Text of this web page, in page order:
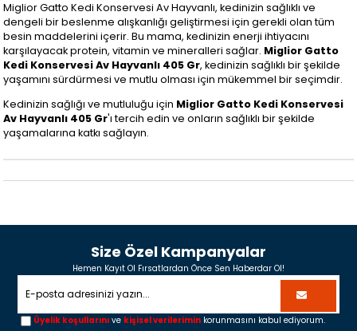
Miglior Gatto Kedi Konservesi Av Hayvanlı, kedinizin sağlıklı ve
dengeli bir beslenme alışkanlığı geliştirmesi için gerekli olan tüm
besin maddelerini içerir. Bu mama, kedinizin enerji ihtiyacını
karşılayacak protein, vitamin ve mineralleri sağlar. Miglior Gatto
Kedi Konservesi Av Hayvanlı 405 Gr, kedinizin sağlıklı bir şekilde
yaşamını sürdürmesi ve mutlu olması için mükemmel bir seçimdir.
Kedinizin sağlığı ve mutluluğu için Miglior Gatto Kedi Konservesi
Av Hayvanlı 405 Gr'ı tercih edin ve onların sağlıklı bir şekilde
yaşamalarına katkı sağlayın.
Size Özel Kampanyalar
Hemen Kayıt Ol Fırsatlardan Önce Sen Haberdar Ol!
Üyelik koşullarını ve kişisel verilerimin korunmasını kabul ediyorum.